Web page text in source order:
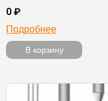
0 ₽
Подробнее
В корзину